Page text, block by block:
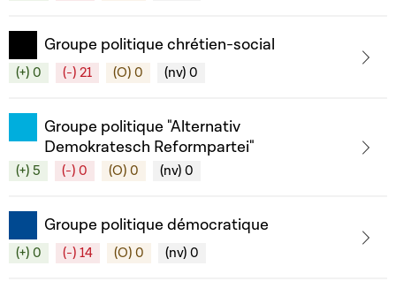
Groupe politique chrétien-social
(+) 0 (-) 21 (O) 0 (nv) 0
Groupe politique "Alternativ
Demokratesch Reformpartei"
(+) 5 (-) 0 (O) 0 (nv) 0
Groupe politique démocratique
(+) 0 (-) 14 (O) 0 (nv) 0